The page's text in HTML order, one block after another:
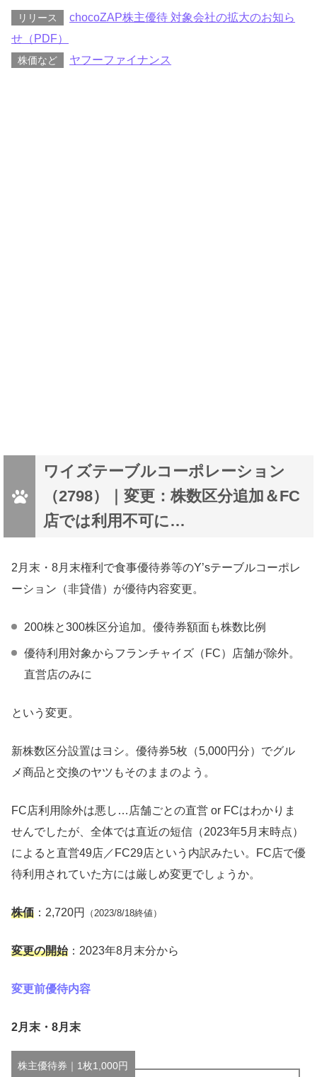
リリース
chocoZAP株主優待 対象会社の拡大のお知ら
せ（PDF）
株価など ヤフーファイナンス
ワイズテーブルコーポレーション
（2798）｜変更：株数区分追加＆FC
店では利用不可に…
2月末・8月末権利で食事優待券等のY’sテーブルコーポレ
ーション（非貸借）が優待内容変更。
200株と300株区分追加。優待券額面も株数比例
優待利用対象からフランチャイズ（FC）店舗が除外。
直営店のみに
という変更。
新株数区分設置はヨシ。優待券5枚（5,000円分）でグル
メ商品と交換のヤツもそのままのよう。
FC店利用除外は悪し…店舗ごとの直営 or FCはわかりま
せんでしたが、全体では直近の短信（2023年5月末時点）
によると直営49店／FC29店という内訳みたい。FC店で優
待利用されていた方には厳しめ変更でしょうか。
株価 ：2,720円 （2023/8/18終値）
変更の開始：2023年8月末分から
変更前優待内容
2月末・8月末
株主優待券｜1枚1,000円